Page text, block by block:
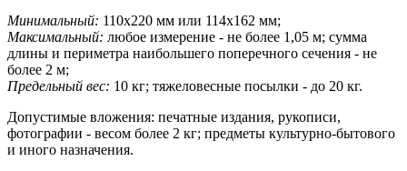
Минимальный: 110х220 мм или 114х162 мм;
Максимальный: любое измерение - не более 1,05 м; сумма
длины и периметра наибольшего поперечного сечения - не
более 2 м;
Предельный вес: 10 кг; тяжеловесные посылки - до 20 кг.
Допустимые вложения: печатные издания, рукописи,
фотографии - весом более 2 кг; предметы культурно-бытового
и иного назначения.